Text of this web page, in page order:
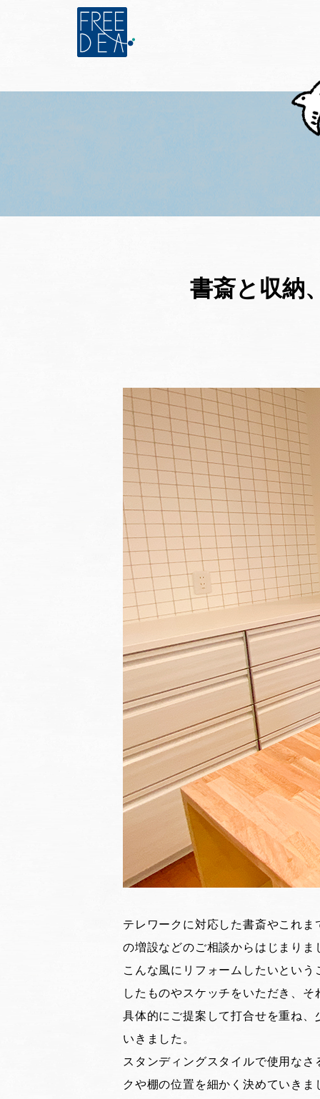
書斎と収納
テレワークに対応した書斎やこれま
の増設などのご相談からはじまりま
こんな風にリフォームしたいという
したものやスケッチをいただき、
具体的にご提案して打合せを重ね、
いきました。
スタンディングスタイルで使用なさ
クや棚の位置を細かく決めていきま